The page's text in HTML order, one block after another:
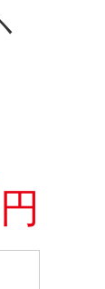
円